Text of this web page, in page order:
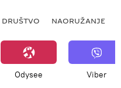
DRUŠTVO NAORUŽANJE
Odysee Viber